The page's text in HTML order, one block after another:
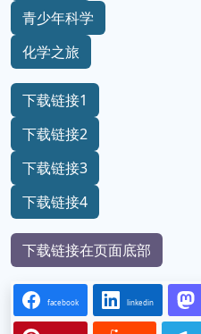
青少年科学
化学之旅
下载链接1
下载链接2
下载链接3
下载链接4
下载链接在页面底部
facebook linkedin